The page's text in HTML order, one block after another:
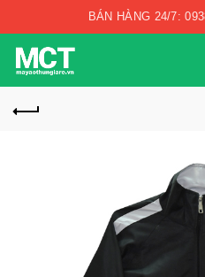
BÁN HÀNG 24/7: